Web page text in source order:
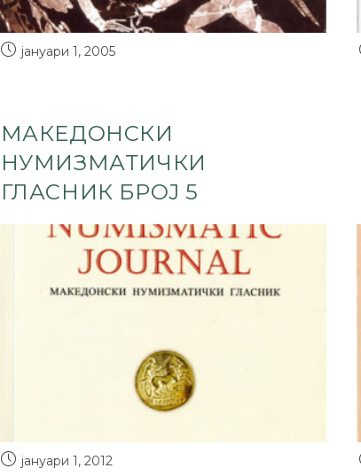
јануари 1, 2005
МАКЕДОНСКИ
НУМИЗМАТИЧКИ
ГЛАСНИК БРОЈ 5
јануари 1, 2012